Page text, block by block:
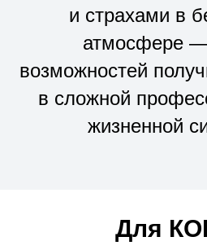
и страхами в
атмосфере
возможностей
в сложной
жизненной
Для